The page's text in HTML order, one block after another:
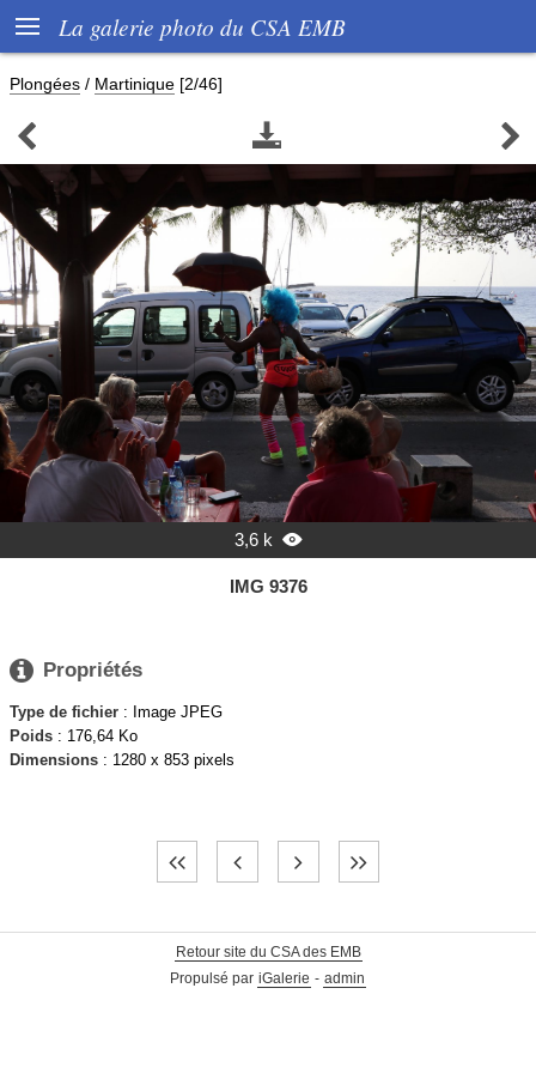
 La galerie photo du CSA EMB
Plongées / Martinique [2/46]
  
3,6 k 
IMG 9376
 Propriétés
Type de fichier : Image JPEG
Poids : 176,64 Ko
Dimensions : 1280 x 853 pixels
Retour site du CSA des EMB
Propulsé par iGalerie - admin